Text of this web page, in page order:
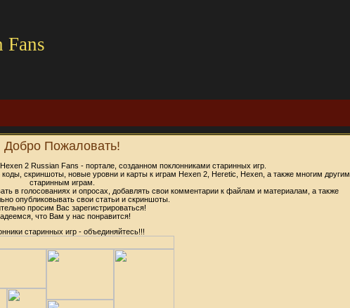
Fans
Добро Пожаловать!
2 Russian Fans - портале, созданном поклонниками старинных игр.
скриншоты, новые уровни и карты к играм Hexen 2, Heretic, Hexen, а также многим другим
старинным играм.
в голосованиях и опросах, добавлять свои комментарии к файлам и материалам, а также
опубликовывать свои статьи и скриншоты.
просим Вас зарегистрироваться!
что Вам у нас понравится!
старинных игр - объединяйтесь!!!